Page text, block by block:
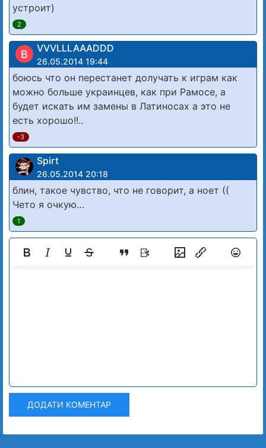
устроит)
2
В VVVLLLAAADDD
26.05.2014 19:44
боюсь что он перестанет долучать к играм как
можно больше украинцев, как при Рамосе, а
будет искать им замены в Латиносах а это не
есть хорошо!!..
-3
Spirt
26.05.2014 20:18
блин, такое чувство, что не говорит, а ноет ((
Чето я очкую…
1
ДОДАТИ КОМЕНТАР